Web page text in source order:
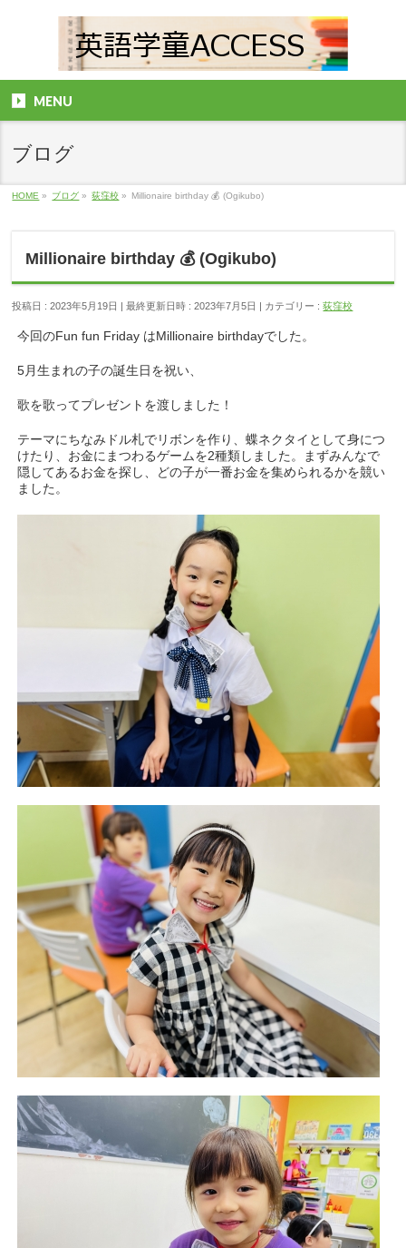
MENU
ブログ
HOME » ブログ » 荻窪校 » Millionaire birthday 💰 (Ogikubo)
Millionaire birthday 💰 (Ogikubo)
投稿日 : 2023年5月19日 最終更新日時 : 2023年7月5日 カテゴリー :荻窪校
今回のFun fun Friday はMillionaire birthdayでした。
5月生まれの子の誕生日を祝い、
歌を歌ってプレゼントを渡しました！
テーマにちなみドル札でリボンを作り、蝶ネクタイとして身につ
けたり、お金にまつわるゲームを2種類しました。まずみんなで
隠してあるお金を探し、どの子が一番お金を集められるかを競い
ました。